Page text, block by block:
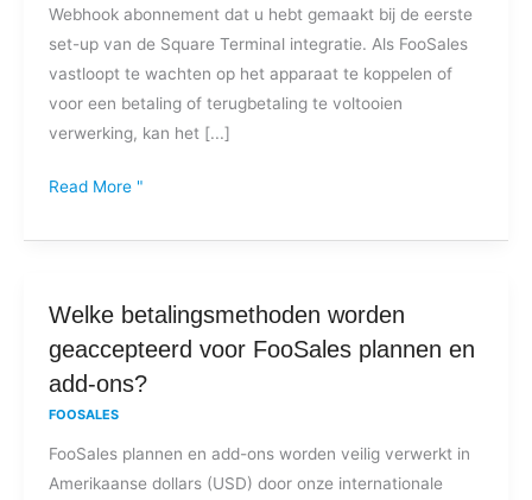
Webhook abonnement dat u hebt gemaakt bij de eerste
set-up van de Square Terminal integratie. Als FooSales
vastloopt te wachten op het apparaat te koppelen of
voor een betaling of terugbetaling te voltooien
verwerking, kan het [...]
te
koppelen"
bij
gebruik
van
Square
Read More "
Welke betalingsmethoden worden
geaccepteerd voor FooSales plannen en
add-ons?
FOOSALES
FooSales plannen en add-ons worden veilig verwerkt in
Amerikaanse dollars (USD) door onze internationale
Welke
betalingsmethoden
worden
FooSales
plannen